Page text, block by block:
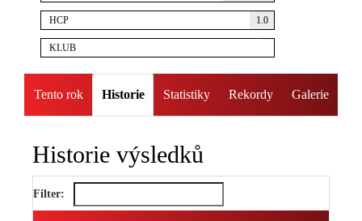
HCP 1.0
KLUB
Tento rok Historie Statistiky Rekordy Galerie
Historie výsledků
Filter: